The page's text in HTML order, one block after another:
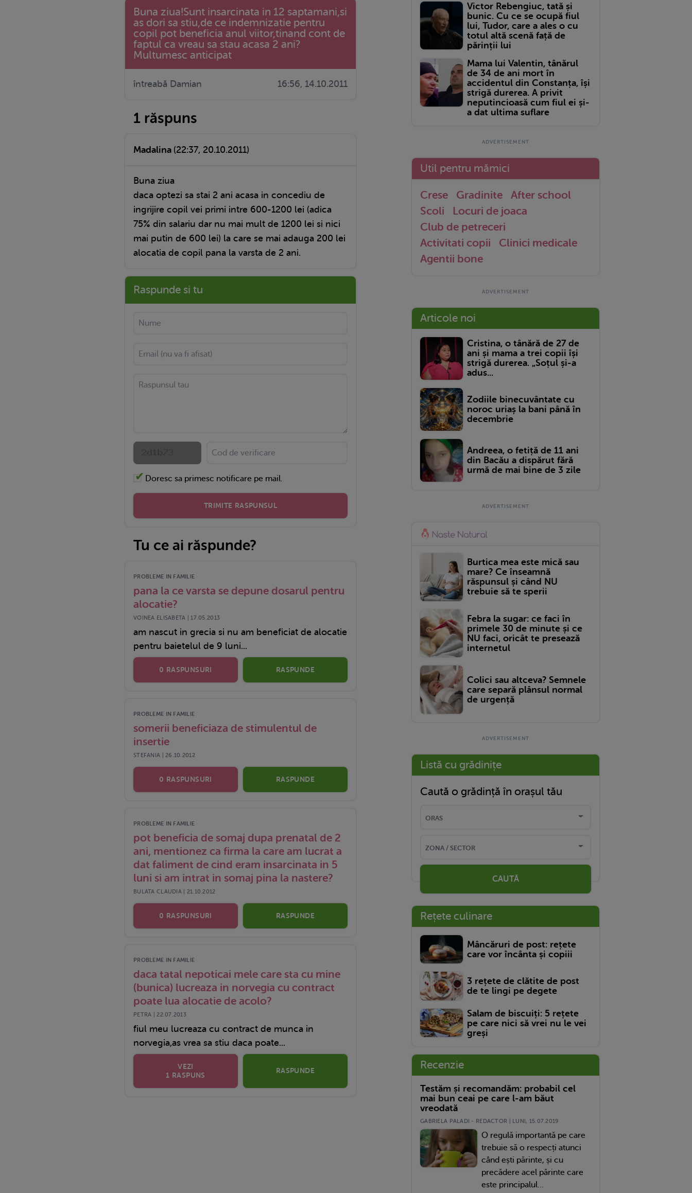
Buna ziua!Sunt insarcinata in 12 saptamani,si
as dori sa stiu,de ce indemnizatie pentru
copil pot beneficia anul viitor,tinand cont de
faptul ca vreau sa stau acasa 2 ani?
Multumesc anticipat
întreabă Damian 16:56, 14.10.2011
1 răspuns
Madalina (22:37, 20.10.2011)
Buna ziua
daca optezi sa stai 2 ani acasa in concediu de
ingrijire copil vei primi intre 600-1200 lei (adica
75% din salariu dar nu mai mult de 1200 lei si nici
mai putin de 600 lei) la care se mai adauga 200 lei
alocatia de copil pana la varsta de 2 ani.
Raspunde si tu
Doresc sa primesc notificare pe mail.
TRIMITE RASPUNSUL
Tu ce ai răspunde?
PROBLEME IN FAMILIE
pana la ce varsta se depune dosarul pentru
alocatie?
VOINEA ELISABETA | 17.05.2013
am nascut in grecia si nu am beneficiat de alocatie
pentru baietelul de 9 luni...
0 RASPUNSURI RASPUNDE
PROBLEME IN FAMILIE
somerii beneficiaza de stimulentul de
insertie
STEFANIA | 26.10.2012
0 RASPUNSURI RASPUNDE
PROBLEME IN FAMILIE
pot beneficia de somaj dupa prenatal de 2
ani, mentionez ca firma la care am lucrat a
dat faliment de cind eram insarcinata in 5
luni si am intrat in somaj pina la nastere?
BULATA CLAUDIA | 21.10.2012
0 RASPUNSURI RASPUNDE
PROBLEME IN FAMILIE
daca tatal nepoticai mele care sta cu mine
(bunica) lucreaza in norvegia cu contract
poate lua alocatie de acolo?
PETRA | 22.07.2013
fiul meu lucreaza cu contract de munca in
norvegia,as vrea sa stiu daca poate...
VEZI
1 RASPUNS
RASPUNDE
Victor Rebengiuc, tată și
bunic. Cu ce se ocupă fiul
lui, Tudor, care a ales o cu
totul altă scenă față de
părinții lui
Mama lui Valentin, tânărul
de 34 de ani mort în
accidentul din Constanța, își
strigă durerea. A privit
neputincioasă cum fiul ei și-
a dat ultima suflare
Util pentru mămici
Crese Gradinite
After school
Scoli
Locuri de joaca
Club de petreceri
Activitati copii
Clinici medicale
Agentii bone
Articole noi
Cristina, o tânără de 27 de
ani și mama a trei copii își
strigă durerea. „Soțul și-a
adus...
Zodiile binecuvântate cu
noroc uriaș la bani până în
decembrie
Andreea, o fetiță de 11 ani
din Bacău a dispărut fără
urmă de mai bine de 3 zile
Burtica mea este mică sau
mare? Ce înseamnă
răspunsul și când NU
trebuie să te sperii
Febra la sugar: ce faci în
primele 30 de minute și ce
NU faci, oricât te presează
internetul
Colici sau altceva? Semnele
care separă plânsul normal
de urgență
Listă cu grădinițe
Caută o grădință în orașul tău
CAUTĂ
Rețete culinare
Mâncăruri de post: rețete
care vor încânta și copiii
3 rețete de clătite de post
de te lingi pe degete
Salam de biscuiți: 5 rețete
pe care nici să vrei nu le vei
greși
Recenzie
Testăm și recomandăm: probabil cel
mai bun ceai pe care l-am băut
vreodată
GABRIELA PALADI - REDACTOR | LUNI, 15.07.2019
O regulă importantă pe care
trebuie să o respecți atunci
când ești părinte, și cu
precădere acel părinte care
este principalul...